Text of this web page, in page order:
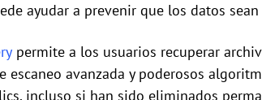
ayudar a prevenir que los datos
permite a los usuarios recuperar
escaneo avanzada y poderosos
incluso si han sido eliminados